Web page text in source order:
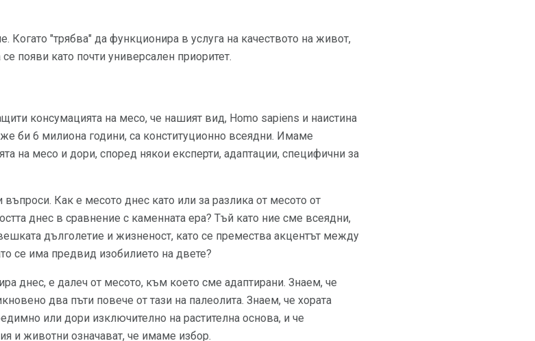
Когато "трябва" да функционира в услуга на качеството на живот,
появи като почти универсален приоритет.
консумацията на месо, че нашият вид, Homo sapiens и наистина
би 6 милиона години, са конституционно всеядни. Имаме
на месо и дори, според някои експерти, адаптации, специфични за
Как е месото днес като или за разлика от месото от
днес в сравнение с каменната ера? Тъй като ние сме всеядни,
дълголетие и жизненост, като се премества акцентът между
се има предвид изобилието на двете?
днес, е далеч от месото, към което сме адаптирани. Знаем, че
два пъти повече от тази на палеолита. Знаем, че хората
или дори изключително на растителна основа, и че
и животни означават, че имаме избор.